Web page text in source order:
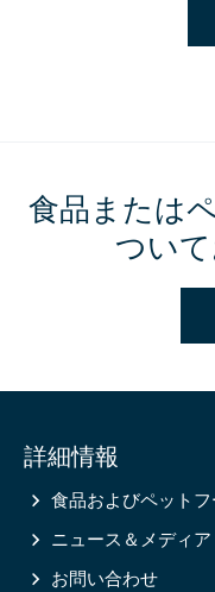
食品または
つい
information
詳細情報
食品およびペットフ
ニュース＆メディア
お問い合わせ